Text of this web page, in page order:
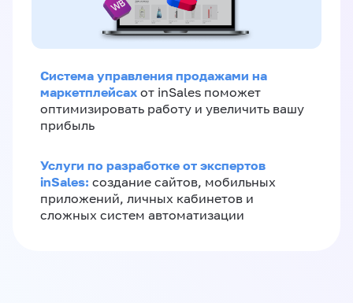
Система управления продажами на
маркетплейсах от inSales поможет
оптимизировать работу и увеличить вашу
прибыль
Услуги по разработке от экспертов
inSales: создание сайтов, мобильных
приложений, личных кабинетов и
сложных систем автоматизации